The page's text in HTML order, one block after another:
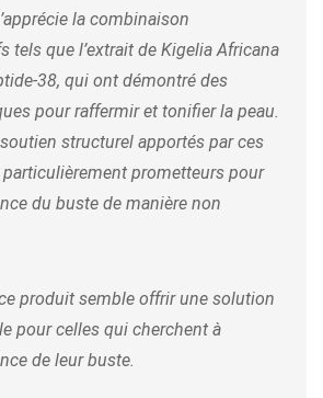
la combinaison
tels que l’extrait de Kigelia Africana
38, qui ont démontré des
pour raffermir et tonifier la peau.
soutien structurel apportés par ces
prometteurs pour
du buste de manière non
produit semble offrir une solution
pour celles qui cherchent à
de leur buste.